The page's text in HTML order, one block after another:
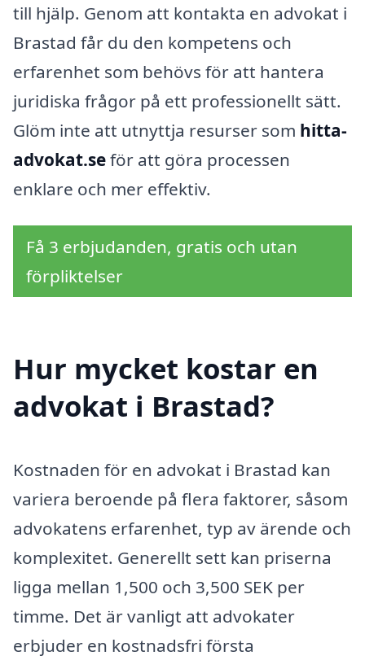
till hjälp. Genom att kontakta en advokat i
Brastad får du den kompetens och
erfarenhet som behövs för att hantera
juridiska frågor på ett professionellt sätt.
Glöm inte att utnyttja resurser som hitta-
advokat.seför att göra processen
enklare och mer effektiv.
Få 3 erbjudanden, gratis och utan
förpliktelser
Hur mycket kostar en
advokat i Brastad?
Kostnaden för en advokat i Brastad kan
variera beroende på flera faktorer, såsom
advokatens erfarenhet, typ av ärende och
komplexitet. Generellt sett kan priserna
ligga mellan 1,500 och 3,500 SEK per
timme. Det är vanligt att advokater
erbjuder en kostnadsfri första